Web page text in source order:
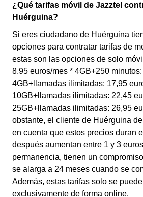
¿Qué tarifas móvil de Jazztel
Huérguina?
Si eres ciudadano de Huérguina
opciones para contratar tarifas de
estas son las opciones de solo
8,95 euros/mes * 4GB+250
4GB+llamadas ilimitadas: 17,95
10GB+llamadas ilimitadas: 22,45
25GB+llamadas ilimitadas: 26,95
obstante, el cliente de Huérguina
en cuenta que estos precios duran
después aumentan entre 1 y 3
permanencia, tienen un
se alarga a 24 meses cuando se
Además, estas tarifas solo se
exclusivamente de forma online.